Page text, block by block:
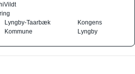
Vildt
Lyngby-Taarbæk
Kommune
Kongens
Lyngby